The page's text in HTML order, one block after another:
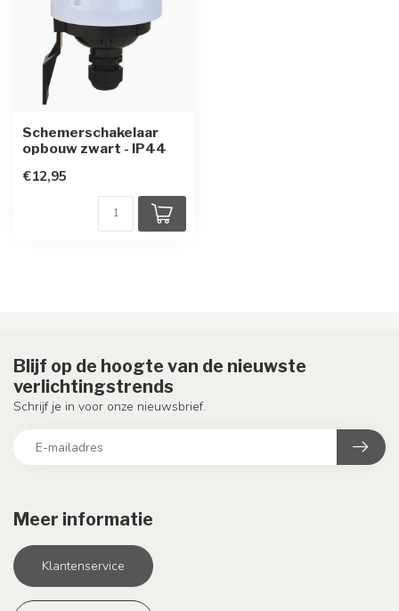
Schemerschakelaar
opbouw zwart - IP44
€12,95
Meer informatie
Klantenservice
Blijf op de hoogte van de nieuwste
verlichtingstrends
Schrijf je in voor onze nieuwsbrief.